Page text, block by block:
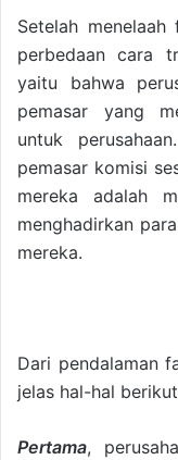
Setelah menelaah
perbedaan cara
yaitu bahwa
pemasar yang
untuk
pemasar komisi
mereka adalah
menghadirkan
mereka.
Dari pendalaman
jelas hal-hal berikut
Pertama,